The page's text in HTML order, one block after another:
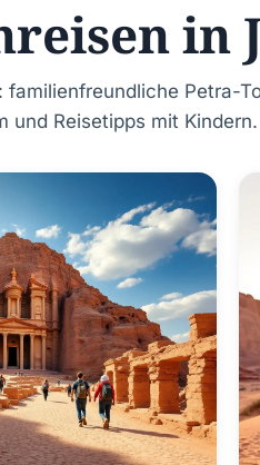
in
familienfreundliche Petra-
und Reisetipps mit Kindern.